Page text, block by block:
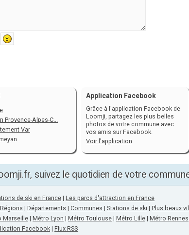
Provence-Alpes-C...
Var
Application Facebook
Grâce à l'application Facebook de
Loomji, partagez les plus belles
photos de votre commune avec
vos amis sur Facebook.
Voir l'application
suivez le quotidien de votre
de ski en France | Les parcs d'attraction en France
Régions | Départements | Communes | Stations de ski | Plus beaux
Marseille | Métro Lyon | Métro Toulouse | Métro Lille | Métro Rennes
Facebook| Flux RSS